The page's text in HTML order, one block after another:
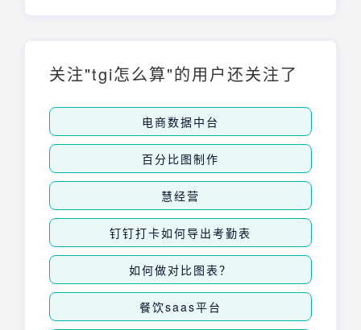
关注"tgi怎么算"的用户还关注了
电商数据中台
百分比图制作
慧经营
钉钉打卡如何导出考勤表
如何做对比图表？
餐饮saas平台